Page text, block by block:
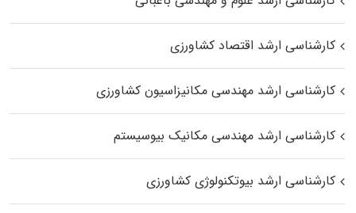
کارشناسی ارشد اقتصاد کشاورزی
کارشناسی ارشد مهندسی مکانیزاسیون کشاورزی
کارشناسی ارشد مهندسی مکانیک بیوسیستم
کارشناسی ارشد بیوتکنولوژی کشاورزی